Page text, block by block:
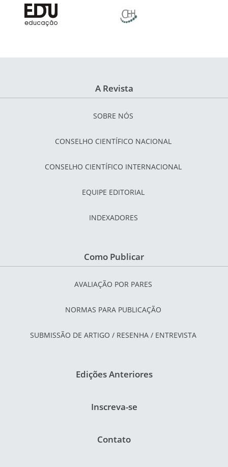
A Revista
SOBRE NÓS
CONSELHO CIENTÍFICO NACIONAL
CONSELHO CIENTÍFICO INTERNACIONAL
EQUIPE EDITORIAL
INDEXADORES
Como Publicar
AVALIAÇÃO POR PARES
NORMAS PARA PUBLICAÇÃO
SUBMISSÃO DE ARTIGO / RESENHA / ENTREVISTA
Edições Anteriores
Inscreva-se
Contato